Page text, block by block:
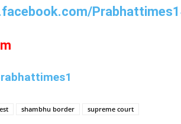
shambhu border supreme court